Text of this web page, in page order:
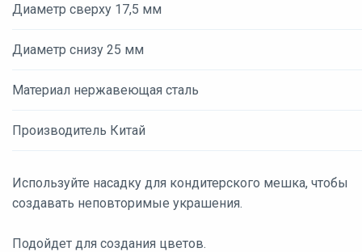
Диаметр сверху 17,5 мм
Диаметр снизу 25 мм
Материал нержавеющая сталь
Производитель Китай
Используйте насадку для кондитерского мешка, чтобы
создавать неповторимые украшения.
Подойдет для создания цветов.